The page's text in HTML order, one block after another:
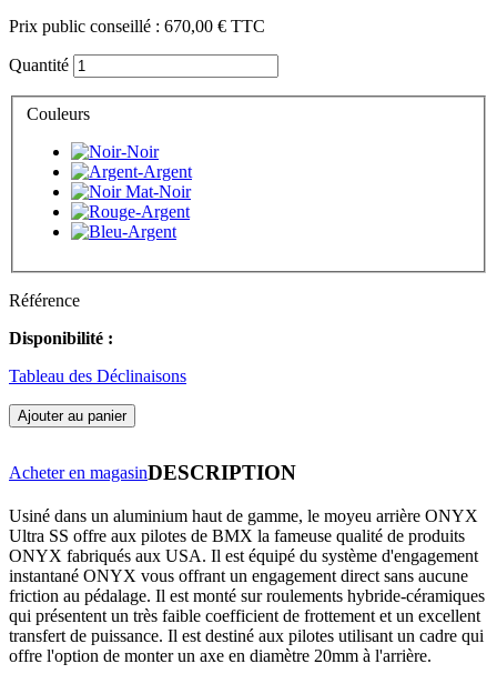
Prix public conseillé : 670,00 € TTC
Quantité
Couleurs
Référence
Disponibilité :
Tableau des Déclinaisons
Ajouter au panier
Acheter en magasinDESCRIPTION
Usiné dans un aluminium haut de gamme, le moyeu arrière ONYX
Ultra SS offre aux pilotes de BMX la fameuse qualité de produits
ONYX fabriqués aux USA. Il est équipé du système d'engagement
instantané ONYX vous offrant un engagement direct sans aucune
friction au pédalage. Il est monté sur roulements hybride-céramiques
qui présentent un très faible coefficient de frottement et un excellent
transfert de puissance. Il est destiné aux pilotes utilisant un cadre qui
offre l'option de monter un axe en diamètre 20mm à l'arrière.